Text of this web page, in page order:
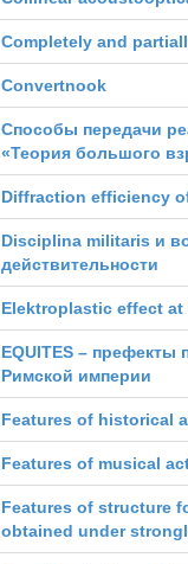
Completely and
Convertnook
Cпособы передачи
«Теория большого
Diffraction efficiency
Disciplina militaris и
действительности
Elektroplastic effect
EQUITES – префекты
Римской империи
Features of historical
Features of musical
Features of structure
obtained under